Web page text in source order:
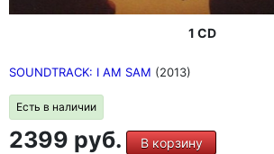
1 CD
SOUNDTRACK: I AM SAM (2013)
Есть в наличии
2399 руб. В корзину